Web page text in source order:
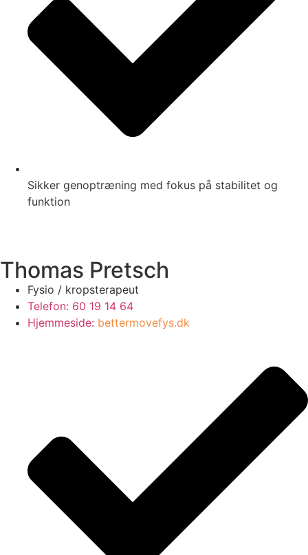
Sikker genoptræning med fokus på stabilitet og
funktion
Thomas Pretsch
Fysio / kropsterapeut
Telefon: 60 19 14 64
Hjemmeside: bettermovefys.dk